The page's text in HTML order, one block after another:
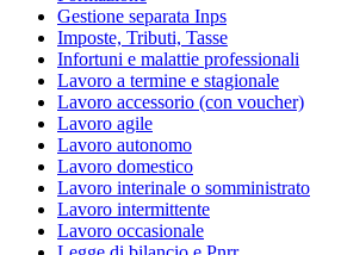
Gestione separata Inps
Imposte, Tributi, Tasse
Infortuni e malattie professionali
Lavoro a termine e stagionale
Lavoro accessorio (con voucher)
Lavoro agile
Lavoro autonomo
Lavoro domestico
Lavoro interinale o somministrato
Lavoro intermittente
Lavoro occasionale